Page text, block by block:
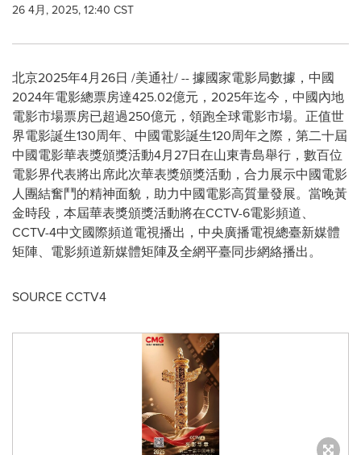
26 4月, 2025, 12:40 CST
北京2025年4月26日 /美通社/ -- 據國家電影局數據，中國
2024年電影總票房達425.02億元，2025年迄今，中國內地
電影市場票房已超過250億元，領跑全球電影市場。正值世
界電影誕生130周年、中國電影誕生120周年之際，第二十屆
中國電影華表獎頒獎活動4月27日在山東青島舉行，數百位
電影界代表將出席此次華表獎頒獎活動，合力展示中國電影
人團結奮鬥的精神面貌，助力中國電影高質量發展。當晚黃
金時段，本屆華表獎頒獎活動將在CCTV-6電影頻道、
CCTV-4中文國際頻道電視播出，中央廣播電視總臺新媒體
矩陣、電影頻道新媒體矩陣及全網平臺同步網絡播出。
SOURCE CCTV4